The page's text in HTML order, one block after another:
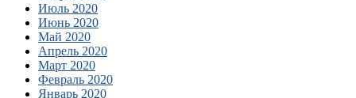
Июль 2020
Июнь 2020
Май 2020
Апрель 2020
Март 2020
Февраль 2020
Январь 2020